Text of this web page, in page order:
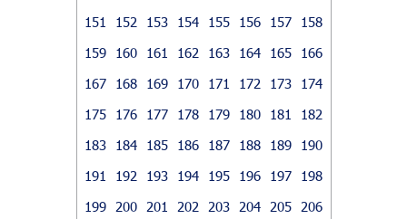
151
152 153 154 155 156 157
158
159
160 161 162 163 164 165
166
167
168 169 170 171 172 173
174
175
176 177 178 179 180 181
182
183
184 185 186 187 188 189
190
191
192 193 194 195 196 197
198
199
200 201 202 203 204 205
206